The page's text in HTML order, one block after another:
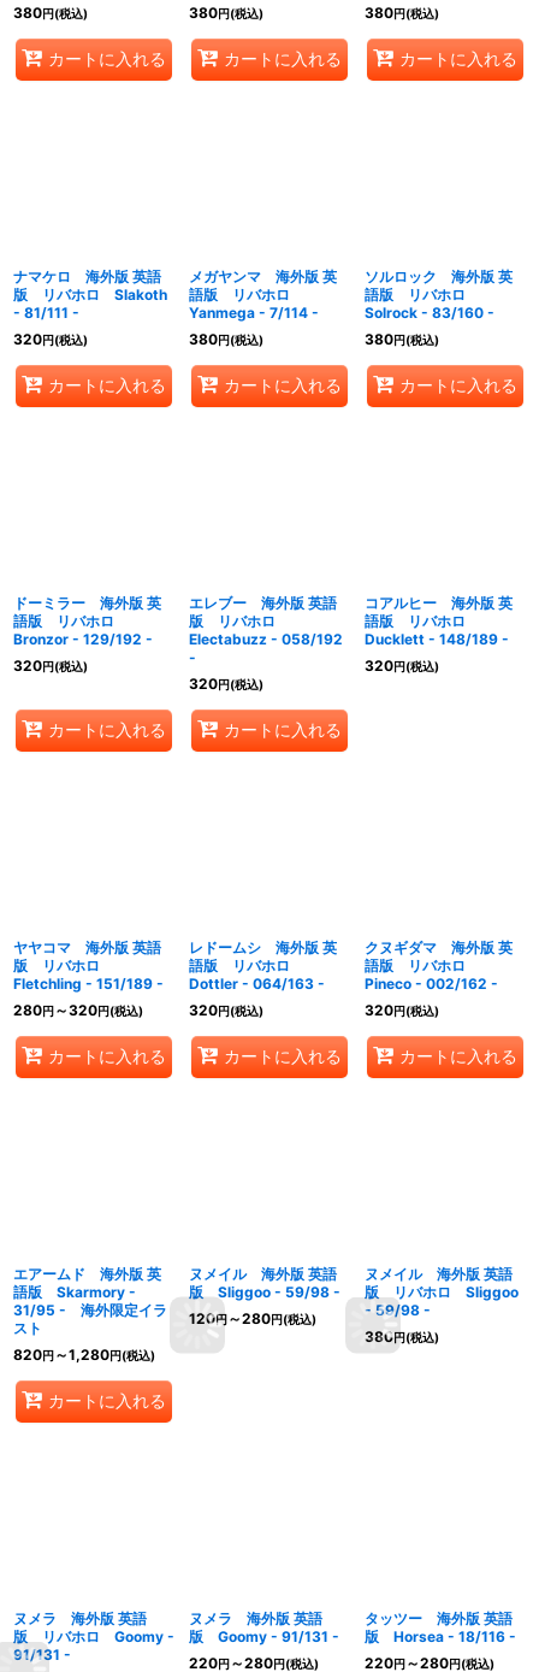
380円(税込)
カートに入れる
380円(税込)
カートに入れる
380円(税込)
カートに入れる
ナマケロ 海外版 英語
版 リバホロ Slakoth
- 81/111 -
320円(税込)
カートに入れる
メガヤンマ 海外版 英
語版 リバホロ
Yanmega - 7/114 -
380円(税込)
カートに入れる
ソルロック 海外版 英
語版 リバホロ
Solrock - 83/160 -
380円(税込)
カートに入れる
ドーミラー 海外版 英
語版 リバホロ
Bronzor - 129/192 -
320円(税込)
カートに入れる
エレブー 海外版 英語
版 リバホロ
Electabuzz - 058/192
-
320円(税込)
カートに入れる
コアルヒー 海外版 英
語版 リバホロ
Ducklett - 148/189 -
320円(税込)
ヤヤコマ 海外版 英語
版 リバホロ
Fletchling - 151/189 -
280円～320円(税込)
カートに入れる
レドームシ 海外版 英
語版 リバホロ
Dottler - 064/163 -
320円(税込)
カートに入れる
クヌギダマ 海外版 英
語版 リバホロ
Pineco - 002/162 -
320円(税込)
カートに入れる
エアームド 海外版 英
語版 Skarmory -
31/95 - 海外限定イラ
スト
820円～1,280円(税込)
カートに入れる
ヌメイル 海外版 英語
版 Sliggoo - 59/98 -
120円～280円(税込)
ヌメイル 海外版 英語
版 リバホロ Sliggoo
- 59/98 -
380円(税込)
ヌメラ 海外版 英語
版 リバホロ Goomy -
91/131 -
ヌメラ 海外版 英語
版 Goomy - 91/131 -
220円～280円(税込)
タッツー 海外版 英語
版 Horsea - 18/116 -
220円～280円(税込)